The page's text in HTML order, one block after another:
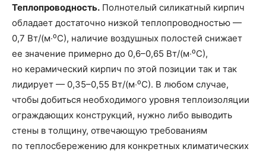
Теплопроводность. Полнотелый силикатный кирпич
обладает достаточно низкой теплопроводностью —
0,7 Вт/(м‧⁰С), наличие воздушных полостей снижает
ее значение примерно до 0,6–0,65 Вт/(м‧⁰С),
но керамический кирпич по этой позиции так и так
лидирует — 0,35–0,55 Вт/(м‧⁰С). В любом случае,
чтобы добиться необходимого уровня теплоизоляции
ограждающих конструкций, нужно либо выводить
стены в толщину, отвечающую требованиям
по теплосбережению для конкретных климатических